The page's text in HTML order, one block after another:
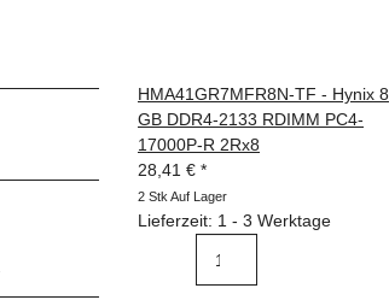
HMA41GR7MFR8N-TF - Hynix 8
GB DDR4-2133 RDIMM PC4-
17000P-R 2Rx8
28,41 € *
2 Stk Auf Lager
Lieferzeit: 1 - 3 Werktage